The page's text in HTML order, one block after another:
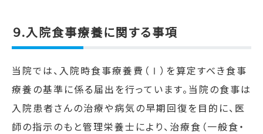
９.入院食事療養に関する事項
当院では、入院時食事療養費（ Ⅰ ）を算定すべき食事
療養の基準に係る届出を行っています。当院の食事は
入院患者さんの治療や病気の早期回復を目的に、医
師の指示のもと管理栄養士により、治療食（一般食・